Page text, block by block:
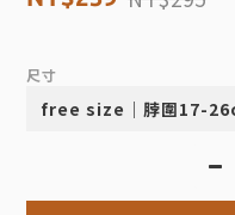
尺寸